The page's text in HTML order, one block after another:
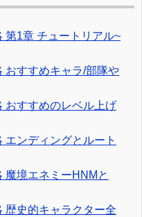
第1章 チュートリアル~
おすすめキャラ/部隊や
おすすめのレベル上げ
エンディングとルート
魔境エネミーHNMと
歴史的キャラクター全